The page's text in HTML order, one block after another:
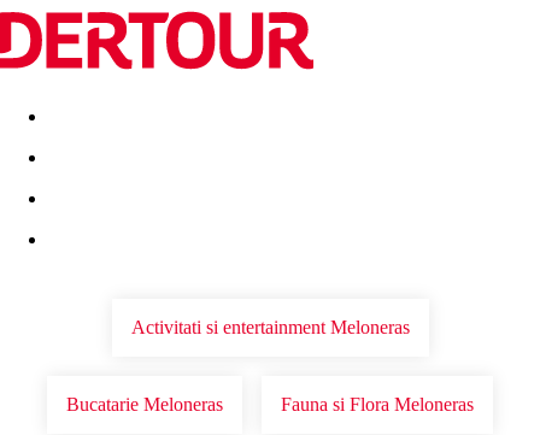
Destinatii Vacanta perfecta OFERTE DE NERATAT
Activitati si entertainment Meloneras
Bucatarie Meloneras Fauna si Flora Meloneras